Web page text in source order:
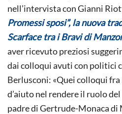
nell’intervista con Gianni
Promessi sposi”, la nuova
Scarface tra i Bravi di
aver ricevuto preziosi
dai colloqui avuti con politici
Berlusconi: «Quei colloqui
d’aiuto nel rendere il ruolo
padre di Gertrude-Monaca di